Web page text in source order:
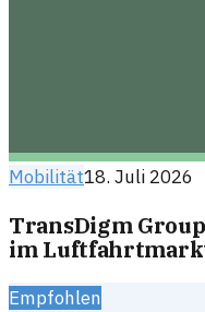
Mobilität18. Juli 2026
TransDigm
im
Empfohlen